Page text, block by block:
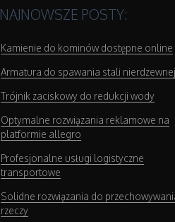
NAJNOWSZE POSTY:
Kamienie do kominów dostępne online
Armatura do spawania stali nierdzewnej
Trójnik zaciskowy do redukcji wody
Optymalne rozwiązania reklamowe na
platformie allegro
Profesjonalne usługi logistyczne
transportowe
Solidne rozwiązania do
rzeczy